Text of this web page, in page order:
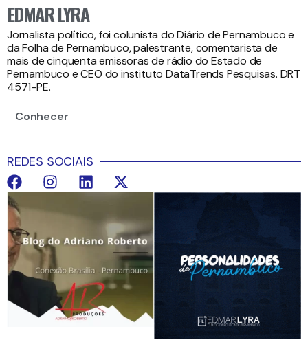
EDMAR LYRA
Jornalista político, foi colunista do Diário de Pernambuco e
da Folha de Pernambuco, palestrante, comentarista de
mais de cinquenta emissoras de rádio do Estado de
Pernambuco e CEO do instituto DataTrends Pesquisas. DRT
4571-PE.
Conhecer
REDES SOCIAIS